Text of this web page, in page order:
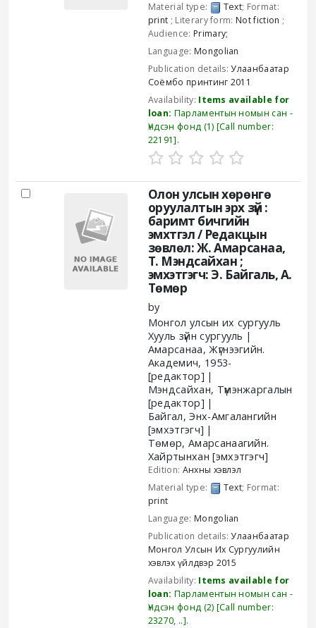
Material type:
Text; Format:
print ; Literary form:Not fiction ;
Audience: Primary;
Language: Mongolian
Publication details:Улаанбаатар
Соёмбо принтинг 2011
Availability: Items available for
loan: Парламентын номын сан -
Үндсэн фонд (1) Call number:
22191 .
Олон улсын хөрөнгө
оруулалтын эрх зүй :
баримт бичгийн
эмхтгэл / Редакцын
зөвлөл: Ж. Амарсанаа,
Т. Мэндсайхан ;
эмхэтгэгч: Э. Байгаль, А.
Төмөр
by
Монгол улсын их сургууль
Хууль зүйн сургууль
Амарсанаа, Жүгнээгийн.
Академич, 1953-
[редактор]
Мэндсайхан, Түмэнжаргалын
[редактор]
Байгал, Энх-Амгалангийн
[эмхэтгэгч]
Төмөр, Амарсанаагийн.
Хайртынхан [эмхэтгэгч]
Edition: Анхны хэвлэл
Material type:
Text; Format:
print
Language: Mongolian
Publication details:Улаанбаатар
Монгол Улсын Их Сургуулийн
хэвлэх үйлдвэр 2015
Availability: Items available for
loan: Парламентын номын сан -
Үндсэн фонд (2) Call number:
23270, .. .